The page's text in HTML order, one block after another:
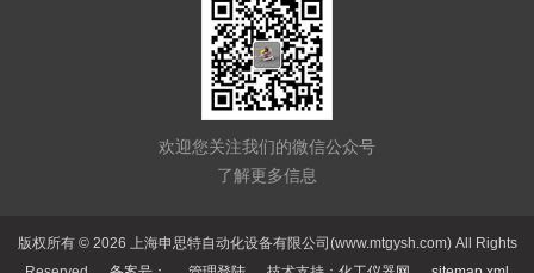
欢迎您关注我们的微信公众号
了解更多信息
版权所有 © 2026 上海申思特自动化设备有限公司(www.mtgysh.com) All Rights